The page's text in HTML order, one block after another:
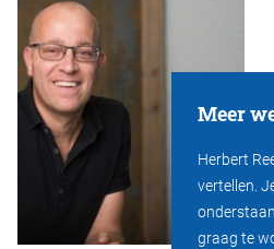
Meer
Herbert
vertellen.
graag te